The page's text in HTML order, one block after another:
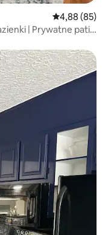
Średnia
4,88 (85)
| Prywatne patio